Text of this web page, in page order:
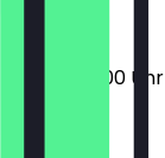
06:00 - 18:00 Uhr